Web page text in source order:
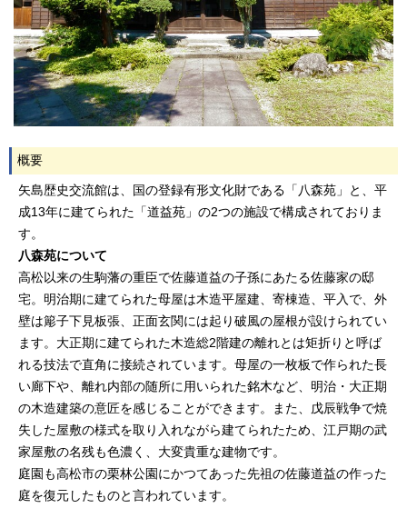
概要
矢島歴史交流館は、国の登録有形文化財である「八森苑」と、平
成13年に建てられた「道益苑」の2つの施設で構成されておりま
す。
八森苑について
高松以来の生駒藩の重臣で佐藤道益の子孫にあたる佐藤家の邸
宅。明治期に建てられた母屋は木造平屋建、寄棟造、平入で、外
壁は簓子下見板張、正面玄関には起り破風の屋根が設けられてい
ます。大正期に建てられた木造総2階建の離れとは矩折りと呼ば
れる技法で直角に接続されています。母屋の一枚板で作られた長
い廊下や、離れ内部の随所に用いられた銘木など、明治・大正期
の木造建築の意匠を感じることができます。また、戊辰戦争で焼
失した屋敷の様式を取り入れながら建てられたため、江戸期の武
家屋敷の名残も色濃く、大変貴重な建物です。
庭園も高松市の栗林公園にかつてあった先祖の佐藤道益の作った
庭を復元したものと言われています。